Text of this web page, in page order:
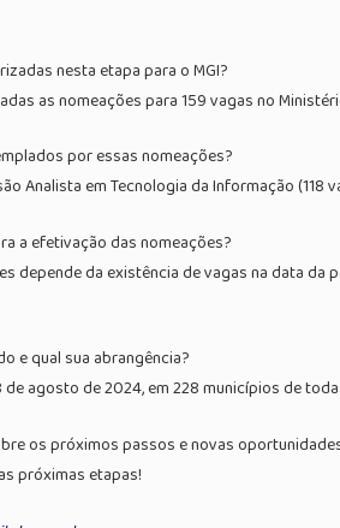
nesta etapa para o MGI?
as nomeações para 159 vagas no
por essas nomeações?
Analista em Tecnologia da Informação (118
a efetivação das nomeações?
depende da existência de vagas na data
e qual sua abrangência?
de agosto de 2024, em 228 municípios de
os próximos passos e novas
próximas etapas!